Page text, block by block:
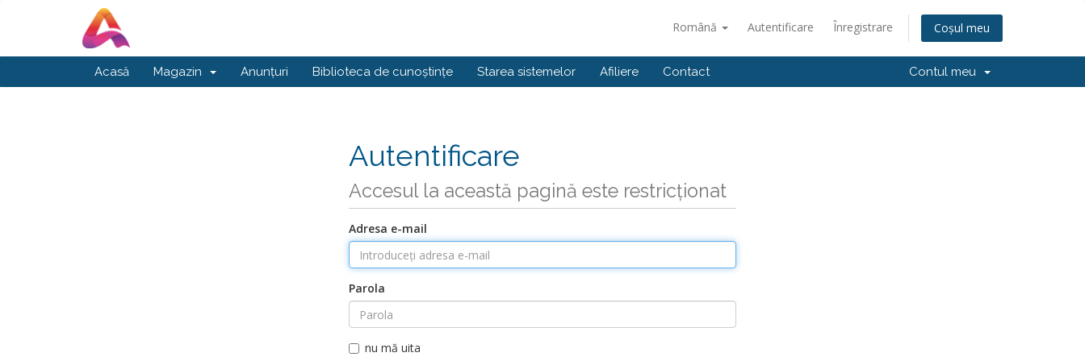
Română Autentificare Înregistrare Coșul meu
Acasă Magazin Anunțuri Biblioteca de cunoștințe Starea sistemelor Afiliere Contact Contul meu
Autentificare
Accesul la această pagină este restricționat
Adresa e-mail
Parola
nu mă uita